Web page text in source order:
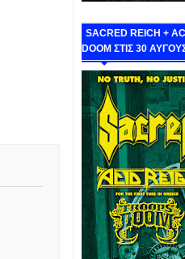
SACRED REICH +
DOOM ΣΤΙΣ 30